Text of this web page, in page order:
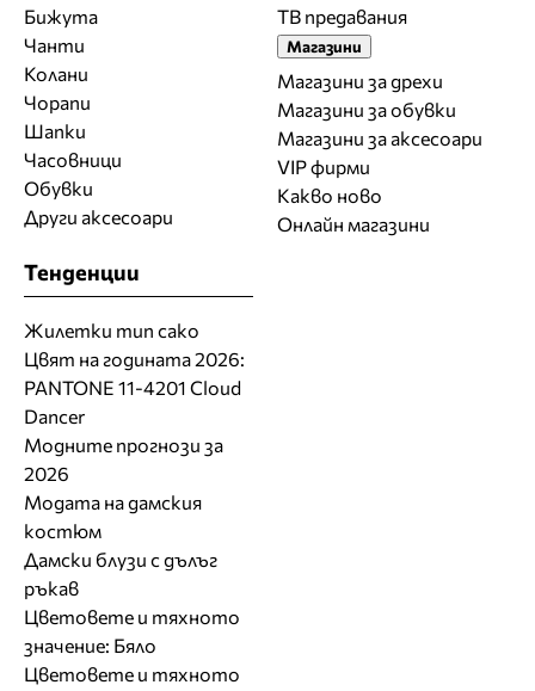
Бижута
Чанти
Колани
Чорапи
Шапки
Часовници
Обувки
Други аксесоари
ТВ предавания
Магазини
Магазини за дрехи
Магазини за обувки
Магазини за aксесоари
VIP фирми
Какво ново
Онлайн магазини
Тенденции
Жилетки тип сако
Цвят на годината 2026:
PANTONE 11-4201 Cloud
Dancer
Модните прогнози за
2026
Модата на дамския
костюм
Дамски блузи с дълъг
ръкав
Цветовете и тяхното
значение: Бяло
Цветовете и тяхното